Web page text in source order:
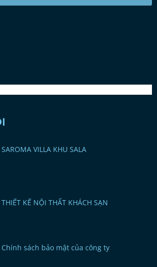
SAROMA VILLA KHU SALA
THIẾT KẾ NỘI THẤT KHÁCH SẠN
Chính sách bảo mật của công ty